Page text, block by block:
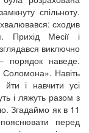
спільноту.
сходив
Прихід Месії і
виключно
порядок наведе.
Навіть
і навчити усі
і ляжуть разом з
Згадаймо як в 11
перед